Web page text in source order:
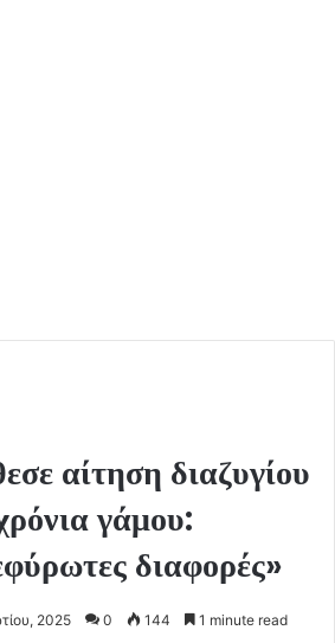
αίτηση διαζυγίου
γάμου:
διαφορές»
2025 0 144 1 minute read